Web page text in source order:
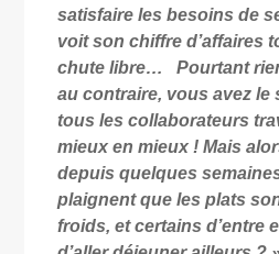
satisfaire les besoins de
voit son chiffre d’affaires
chute libre…Pourtant
au contraire, vous avez le
tous les collaborateurs
mieux en mieux ! Mais
depuis quelques
plaignent que les plats
froids, et certains d’entre